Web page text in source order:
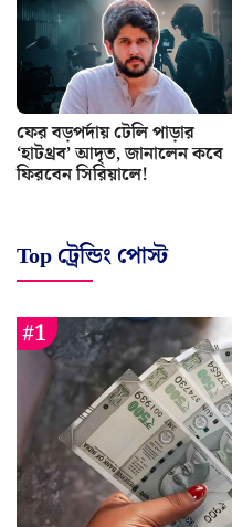
ফের বড়পর্দায় টেলি পাড়ার
‘হাটথ্রব’ আদৃত, জানালেন কবে
ফিরবেন সিরিয়ালে!
Top ট্রেন্ডিং পোস্ট